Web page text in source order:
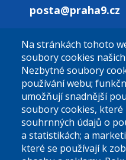
posta@praha9.cz
El. podatelna (bez
Úřední dny:
Na stránkách tohoto
soubory cookies
Nezbytné soubory
používání webu;
umožňují snadnější
soubory cookies,
souhrnných údajů o
a statistikách; a
které se používají k